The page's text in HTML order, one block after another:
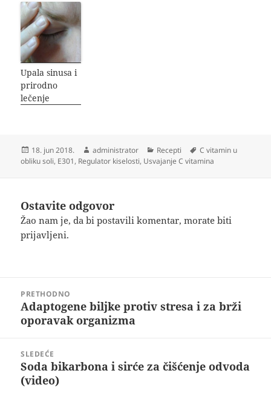
Upala sinusa i
prirodno
lečenje
Objavljeno
18. jun 2018. Autor
administrator Kategorije
Recepti Oznake
C vitamin u
obliku soli, E301, Regulator kiselosti, Usvajanje C vitamina
Ostavite odgovor
Žao nam je, da bi postavili komentar, moratebiti
prijavljeni.
člankaPRETHODNO
Prethodni
članak:
Adaptogene biljke protiv stresa i za brži
oporavak organizma
SLEDEĆE
Sledeći
članak:
Soda bikarbona i sirće za čišćenje odvoda
(video)